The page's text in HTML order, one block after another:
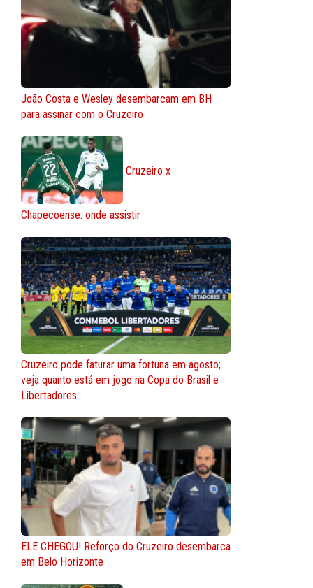
João Costa e Wesley desembarcam em BH
para assinar com o Cruzeiro
Cruzeiro x
Chapecoense: onde assistir
Cruzeiro pode faturar uma fortuna em agosto;
veja quanto está em jogo na Copa do Brasil e
Libertadores
ELE CHEGOU! Reforço do Cruzeiro desembarca
em Belo Horizonte